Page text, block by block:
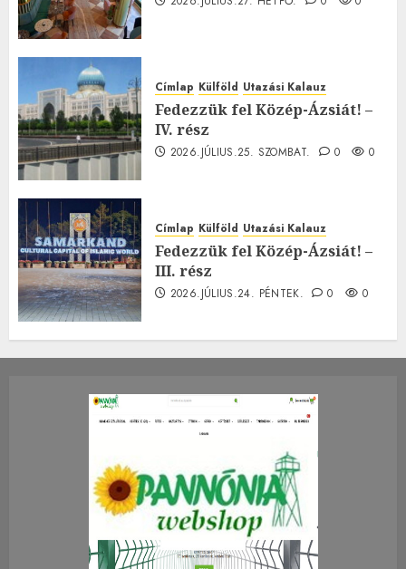
Címlap Külföld Utazási Kalauz
Fedezzük fel Közép-Ázsiát! –
IV. rész
2026.JÚLIUS.25. SZOMBAT. 0 0
Címlap Külföld Utazási Kalauz
Fedezzük fel Közép-Ázsiát! –
III. rész
2026.JÚLIUS.24. PÉNTEK. 0 0